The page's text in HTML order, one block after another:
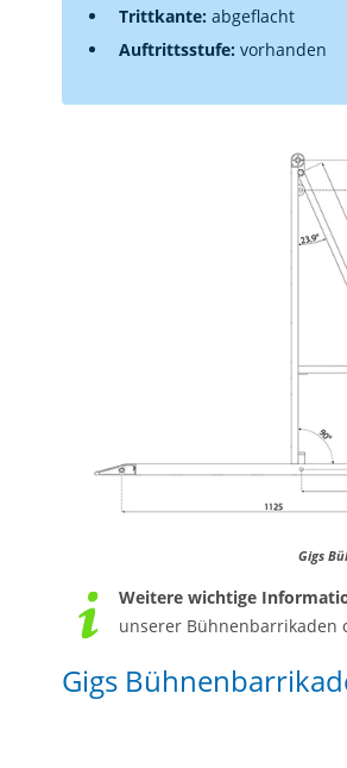
Trittkante: abgeflacht
Auftrittsstufe: vorhanden
Gigs
Weitere wichtige
unserer Bühnenbarrikaden
Gigs